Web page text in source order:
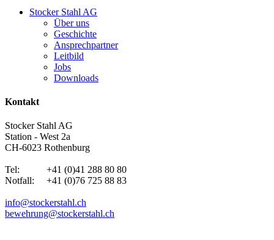
Stocker Stahl AG
Über uns
Geschichte
Ansprechpartner
Leitbild
Jobs
Downloads
Kontakt
Stocker Stahl AG
Station - West 2a
CH-6023 Rothenburg
Tel: +41 (0)41 288 80 80
Notfall: +41 (0)76 725 88 83
info@stockerstahl.ch
bewehrung@stockerstahl.ch